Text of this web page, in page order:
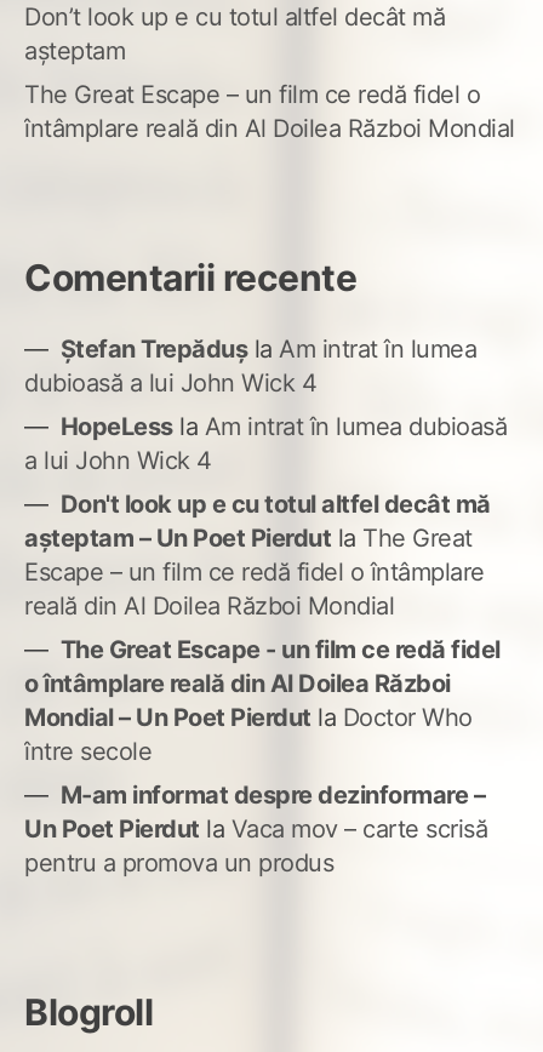
Don’t look up e cu totul altfel decât mă
așteptam
The Great Escape – un film ce redă fidel o
întâmplare reală din Al Doilea Război Mondial
Comentarii recente
Ștefan Trepădușla Am intrat în lumea
dubioasă a lui John Wick 4
HopeLessla Am intrat în lumea dubioasă
a lui John Wick 4
Don't look up e cu totul altfel decât mă
așteptam – Un Poet Pierdut la The Great
Escape – un film ce redă fidel o întâmplare
reală din Al Doilea Război Mondial
The Great Escape - un film ce redă fidel
o întâmplare reală din Al Doilea Război
Mondial – Un Poet Pierdut la Doctor Who
între secole
M-am informat despre dezinformare –
Un Poet Pierdut la Vaca mov – carte scrisă
pentru a promova un produs
Blogroll